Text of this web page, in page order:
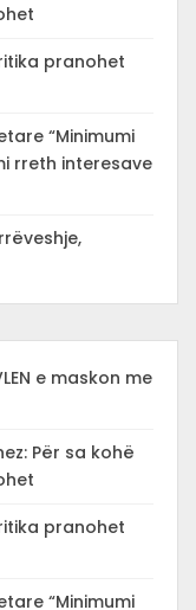
pranohet
“Minimumi
rreth interesave
e maskon me
Për sa kohë
pranohet
“Minimumi